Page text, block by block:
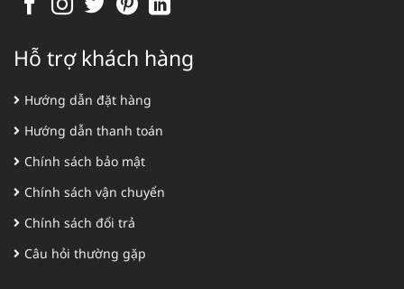
Hỗ trợ khách hàng
Hướng dẫn đặt hàng
Hướng dẫn thanh toán
Chính sách bảo mật
Chính sách vận chuyển
Chính sách đổi trả
Câu hỏi thường gặp